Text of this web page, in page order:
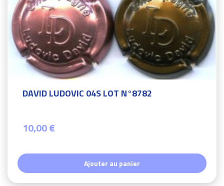
DAVID LUDOVIC 04S LOT N°8782
10,00 €
Ajouter au panier